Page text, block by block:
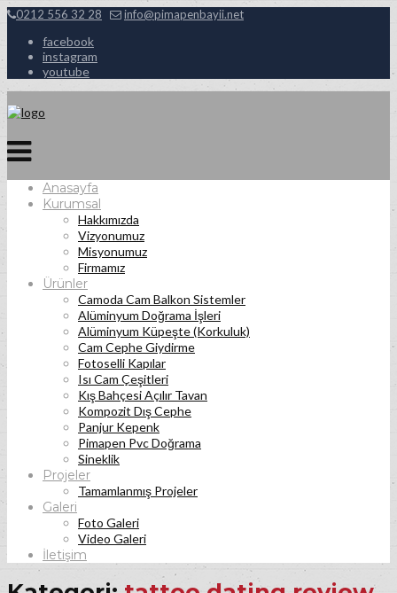
0212 556 32 28 info@pimapenbayii.net
facebook
instagram
youtube
Anasayfa
Kurumsal
Hakkımızda
Vizyonumuz
Misyonumuz
Firmamız
Ürünler
Camoda Cam Balkon Sistemler
Alüminyum Doğrama İşleri
Alüminyum Küpeşte (Korkuluk)
Cam Cephe Giydirme
Fotoselli Kapılar
Isı Cam Çeşitleri
Kış Bahçesi Açılır Tavan
Kompozit Dış Cephe
Panjur Kepenk
Pimapen Pvc Doğrama
Sineklik
Projeler
Tamamlanmış Projeler
Galeri
Foto Galeri
Video Galeri
İletişim